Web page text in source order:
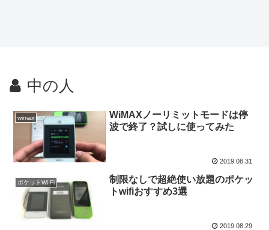
中の人
wimax
WiMAXノーリミットモードは停
波で終了？試しに使ってみた
2019.08.31
ポケットWi-Fi
制限なしで超絶使い放題のポケッ
トwifiおすすめ3選
2019.08.29